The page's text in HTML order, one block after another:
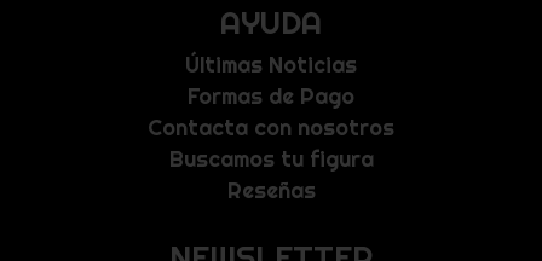
AYUDA
Últimas Noticias
Formas de Pago
Contacta con nosotros
Buscamos tu figura
Reseñas